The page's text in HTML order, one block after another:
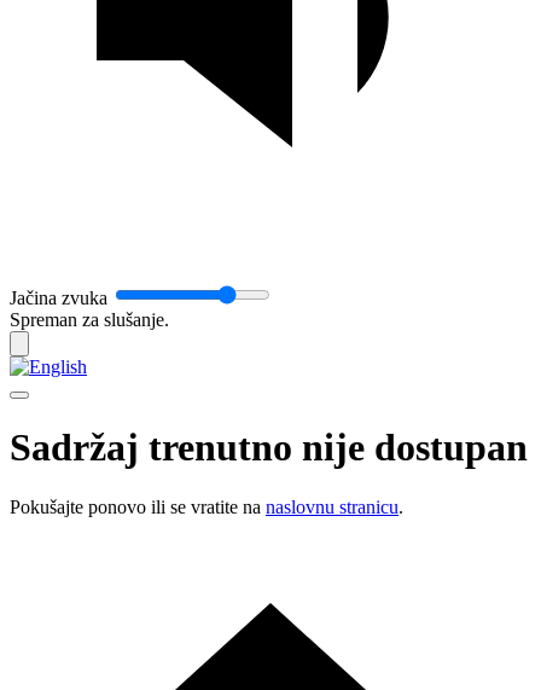
Jačina zvuka
Spreman za slušanje.
Sadržaj trenutno nije dostupan
Pokušajte ponovo ili se vratite na naslovnu stranicu.